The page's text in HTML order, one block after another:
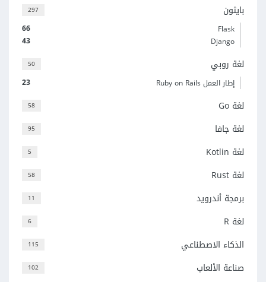
297 بايثون
66
Flask
43
Django
50 لغة روبي
23 إطار العمل Ruby on Rails
58 لغة Go
95 لغة جافا
5 لغة Kotlin
58 لغة Rust
11 برمجة أندرويد
6 لغة R
115 الذكاء الاصطناعي
102 صناعة الألعاب